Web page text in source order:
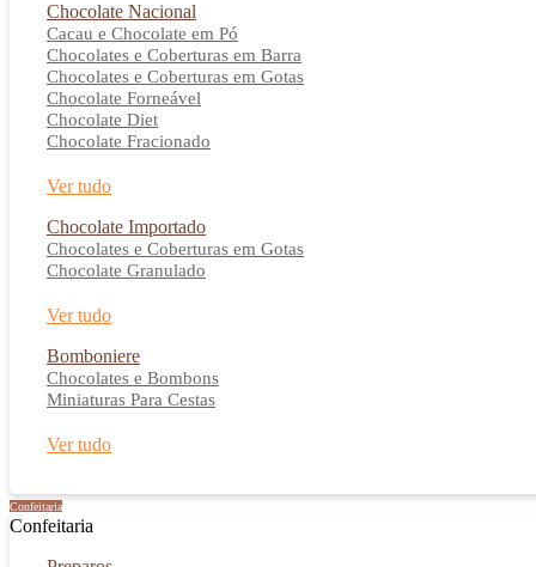
Chocolate Nacional
Cacau e Chocolate em Pó
Chocolates e Coberturas em Barra
Chocolates e Coberturas em Gotas
Chocolate Forneável
Chocolate Diet
Chocolate Fracionado
Ver tudo
Chocolate Importado
Chocolates e Coberturas em Gotas
Chocolate Granulado
Ver tudo
Bomboniere
Chocolates e Bombons
Miniaturas Para Cestas
Ver tudo
Confeitaria
Confeitaria